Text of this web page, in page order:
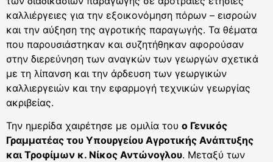
καλλιέργειες για την εξοικονόμηση πόρων – εισροών
και την αύξηση της αγροτικής παραγωγής. Τα θέματα
που παρουσιάστηκαν και συζητήθηκαν αφορούσαν
στην διερεύνηση των αναγκών των γεωργών σχετικά
με τη λίπανση και την άρδευση των γεωργικών
καλλιεργειών και την εφαρμογή τεχνικών γεωργίας
ακριβείας.
Την ημερίδα χαιρέτησε με ομιλία του ο Γενικός
Γραμματέας του Υπουργείου Αγροτικής Ανάπτυξης
και Τροφίμων κ. Νίκος Αντώνογλου. Μεταξύ των